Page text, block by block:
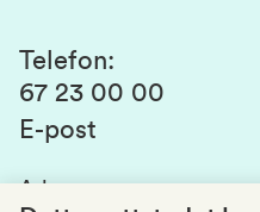
Kontakt oss
Studier og emner
Studenttinget
Telefon:
67 23 00 00
E-post
Adresse: